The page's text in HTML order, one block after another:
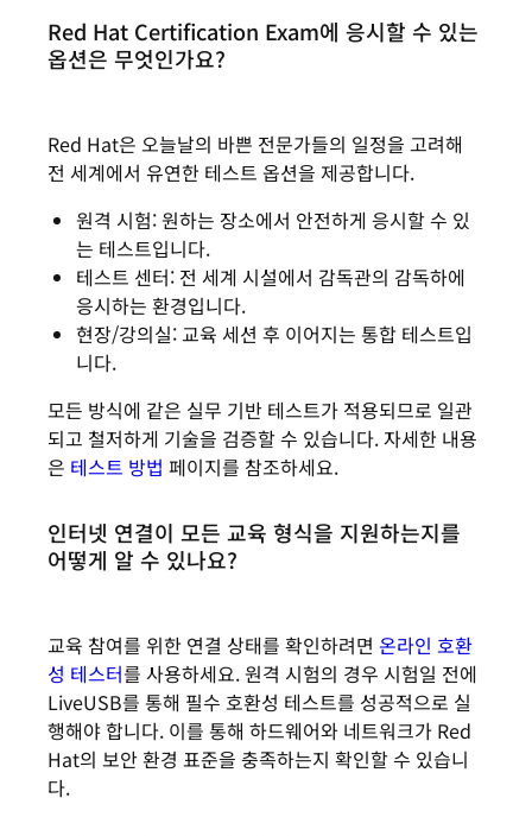
Red Hat Certification Exam에 응시할 수 있는
옵션은 무엇인가요?
Red Hat은 오늘날의 바쁜 전문가들의 일정을 고려해
전 세계에서 유연한 테스트 옵션을 제공합니다.
원격 시험: 원하는 장소에서 안전하게 응시할 수 있
는 테스트입니다.
테스트 센터: 전 세계 시설에서 감독관의 감독하에
응시하는 환경입니다.
현장/강의실: 교육 세션 후 이어지는 통합 테스트입
니다.
모든 방식에 같은 실무 기반 테스트가 적용되므로 일관
되고 철저하게 기술을 검증할 수 있습니다. 자세한 내용
은 테스트 방법 페이지를 참조하세요.
인터넷 연결이 모든 교육 형식을 지원하는지를
어떻게 알 수 있나요?
교육 참여를 위한 연결 상태를 확인하려면 온라인 호환
성 테스터를 사용하세요. 원격 시험의 경우 시험일 전에
LiveUSB를 통해 필수 호환성 테스트를 성공적으로 실
행해야 합니다. 이를 통해 하드웨어와 네트워크가 Red
Hat의 보안 환경 표준을 충족하는지 확인할 수 있습니
다.